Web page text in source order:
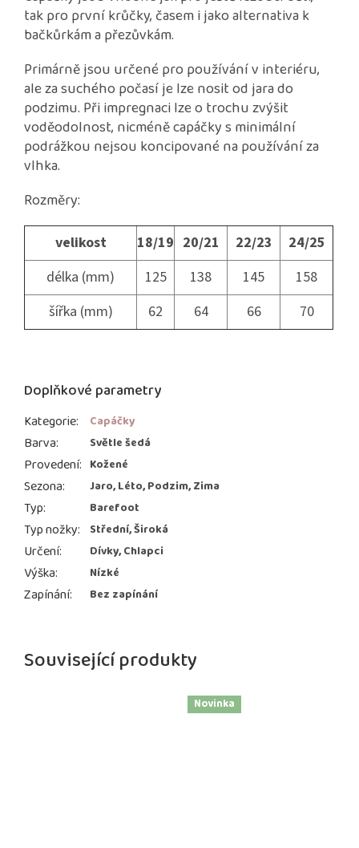
Související produkty
Novinka
tak pro první krůčky, časem i jako alternativa k
bačkůrkám a přezůvkám.
Primárně jsou určené pro používání v interiéru,
ale za suchého počasí je lze nosit od jara do
podzimu. Při impregnaci lze o trochu zvýšit
voděodolnost, nicméně capáčky s minimální
podrážkou nejsou koncipované na používání za
vlhka.
Rozměry:
velikost 18/19 20/21 22/23
24/25
délka (mm)
125 138 145
158
šířka (mm)
62 64 66 70
Doplňkové parametry
Kategorie: Capáčky
Barva: Světle šedá
Provedení: Kožené
Sezona: Jaro, Léto, Podzim, Zima
Typ: Barefoot
Typ nožky: Střední, Široká
Určení: Dívky, Chlapci
Výška: Nízké
Zapínání: Bez zapínání